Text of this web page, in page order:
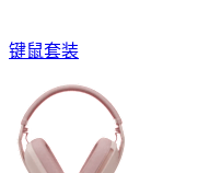
键鼠套装